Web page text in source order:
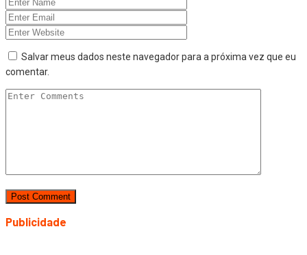
Salvar meus dados neste navegador para a próxima vez que eu
comentar.
Publicidade